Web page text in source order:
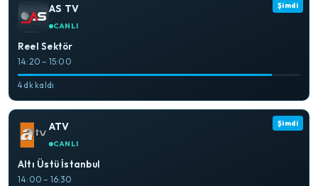
Şimdi
AS TV
CANLI
Reel Sektör
14:20 – 15:00
4 dk kaldı
Şimdi
ATV
CANLI
Altı Üstü İstanbul
14:00 – 16:30